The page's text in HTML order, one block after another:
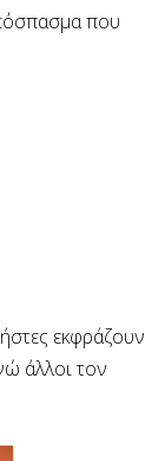
που
εκφράζουν
άλλοι τον